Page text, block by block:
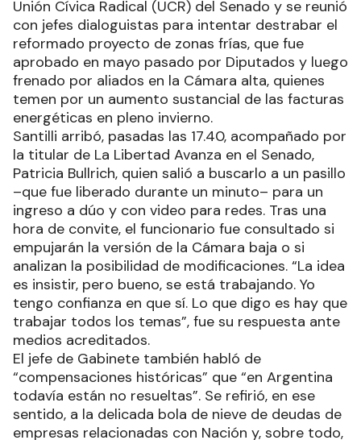
Unión Cívica Radical (UCR) del Senado y se reunió
con jefes dialoguistas para intentar destrabar el
reformado proyecto de zonas frías, que fue
aprobado en mayo pasado por Diputados y luego
frenado por aliados en la Cámara alta, quienes
temen por un aumento sustancial de las facturas
energéticas en pleno invierno.
Santilli arribó, pasadas las 17.40, acompañado por
la titular de La Libertad Avanza en el Senado,
Patricia Bullrich, quien salió a buscarlo a un pasillo
–que fue liberado durante un minuto– para un
ingreso a dúo y con video para redes. Tras una
hora de convite, el funcionario fue consultado si
empujarán la versión de la Cámara baja o si
analizan la posibilidad de modificaciones. “La idea
es insistir, pero bueno, se está trabajando. Yo
tengo confianza en que sí. Lo que digo es hay que
trabajar todos los temas”, fue su respuesta ante
medios acreditados.
El jefe de Gabinete también habló de
“compensaciones históricas” que “en Argentina
todavía están no resueltas”. Se refirió, en ese
sentido, a la delicada bola de nieve de deudas de
empresas relacionadas con Nación y, sobre todo,